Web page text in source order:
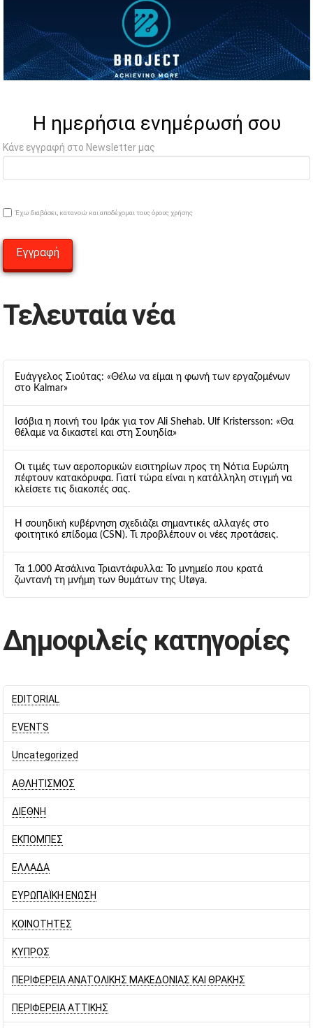
Η ημερήσια ενημέρωσή σου
Κάνε εγγραφή στο Newsletter μας
Έχω διαβάσει, κατανοώ και αποδέχομαι τους όρους χρήσης
Τελευταία νέα
Ευάγγελος Σιούτας: «Θέλω να είμαι η φωνή των εργαζομένων
στο Kalmar»
Ισόβια η ποινή του Ιράκ για τον Ali Shehab. Ulf Kristersson: «Θα
θέλαμε να δικαστεί και στη Σουηδία»
Οι τιμές των αεροπορικών εισιτηρίων προς τη Νότια Ευρώπη
πέφτουν κατακόρυφα. Γιατί τώρα είναι η κατάλληλη στιγμή να
κλείσετε τις διακοπές σας.
Η σουηδική κυβέρνηση σχεδιάζει σημαντικές αλλαγές στο
φοιτητικό επίδομα (CSN). Τι προβλέπουν οι νέες προτάσεις.
Τα 1.000 Ατσάλινα Τριαντάφυλλα: Το μνημείο που κρατά
ζωντανή τη μνήμη των θυμάτων της Utøya.
Δημοφιλείς κατηγορίες
EDITORIAL
EVENTS
Uncategorized
ΑΘΛΗΤΙΣΜΟΣ
ΔΙΕΘΝΗ
ΕΚΠΟΜΠΕΣ
ΕΛΛΑΔΑ
ΕΥΡΩΠΑΪΚΗ ΕΝΩΣΗ
ΚΟΙΝΟΤΗΤΕΣ
ΚΥΠΡΟΣ
ΠΕΡΙΦΕΡΕΙΑ ΑΝΑΤΟΛΙΚΗΣ ΜΑΚΕΔΟΝΙΑΣ ΚΑΙ ΘΡΑΚΗΣ
ΠΕΡΙΦΕΡΕΙΑ ΑΤΤΙΚΗΣ